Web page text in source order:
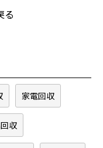
る
家電回収
収